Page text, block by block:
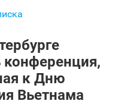
конференция,
к Дню
Вьетнама